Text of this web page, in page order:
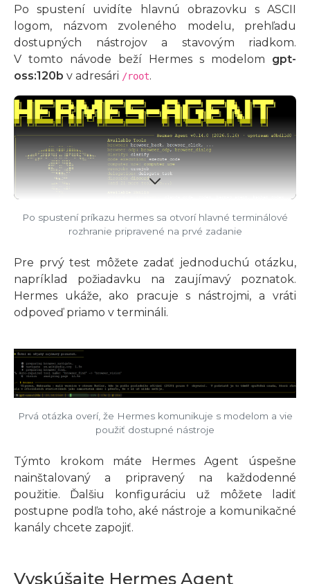
Po spustení uvidíte hlavnú obrazovku s ASCII
logom, názvom zvoleného modelu, prehľadu
dostupných nástrojov a stavovým riadkom.
V tomto návode beží Hermes s modelom gpt-
oss:120b v adresári /root.
Po spustení príkazu hermes sa otvorí hlavné terminálové
rozhranie pripravené na prvé zadanie
Pre prvý test môžete zadať jednoduchú otázku,
napríklad požiadavku na zaujímavý poznatok.
Hermes ukáže, ako pracuje s nástrojmi, a vráti
odpoveď priamo v termináli.
Prvá otázka overí, že Hermes komunikuje s modelom a vie
použiť dostupné nástroje
Týmto krokom máte Hermes Agent úspešne
nainštalovaný a pripravený na každodenné
použitie. Ďalšiu konfiguráciu už môžete ladiť
postupne podľa toho, aké nástroje a komunikačné
kanály chcete zapojiť.
Vyskúšajte Hermes Agent